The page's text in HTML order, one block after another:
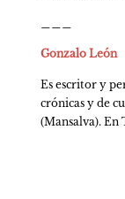
Gonzalo León
Es escritor y
crónicas y de
(Mansalva). En